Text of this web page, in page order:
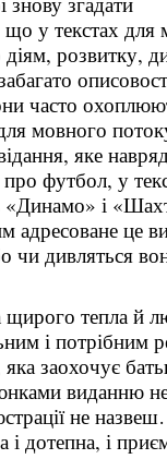
у текстах для
розвитку,
часто
мовного
яке
футбол, у
«Динамо» і
адресоване це
чи дивляться
тепла й
і потрібним
заохочує
виданню
не
і дотепна, і